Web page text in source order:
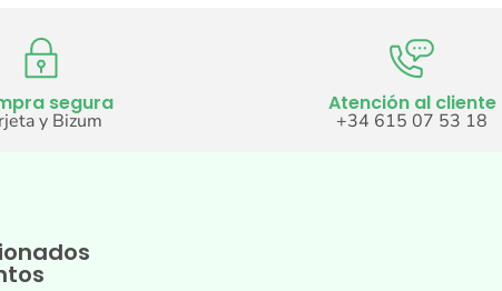
segura
y Bizum
Atención al cliente
+34 615 07 53 18